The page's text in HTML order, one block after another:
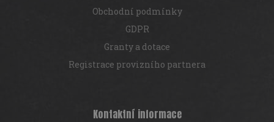
Obchodní podmínky
GDPR
Granty a dotace
Registrace provizního partnera
Kontaktní informace